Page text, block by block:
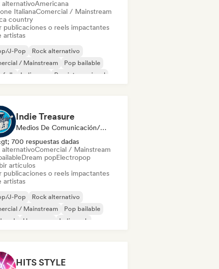
alternativoAmericana
ItalianaComercial / Mainstream
country
publicaciones o reels impactantes
artistas
J-Pop
Rock alternativo
/ Mainstream
Pop bailable
folk
Indie pop
Pop internacional
Indie Treasure
Medios De Comunicación/Periodista
700 respuestas dadas
alternativoComercial / Mainstream
Dream popElectropop
artículos
publicaciones o reels impactantes
artistas
J-Pop
Rock alternativo
/ Mainstream
Pop bailable
rock
Hyperpop
Indie rock
HITS STYLE